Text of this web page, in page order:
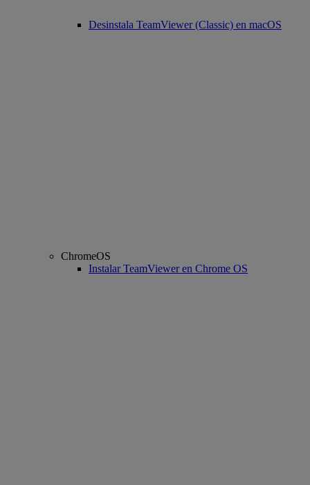
Desinstala TeamViewer (Classic) en macOS
ChromeOS
Instalar TeamViewer en Chrome OS